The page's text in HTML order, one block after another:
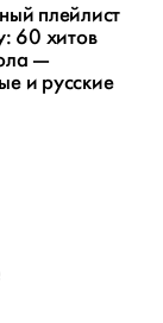
плейлист
60 хитов
—
и русские